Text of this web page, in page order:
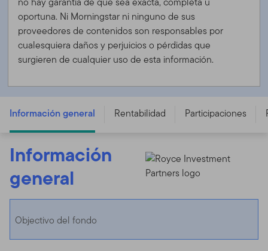
oportuna. Ni Morningstar ni ninguno de sus
proveedores de contenidos son responsables por
cualesquiera daños y perjuicios o pérdidas que
surgieren de cualquier uso de esta información.
ACC - IE00B66KJ199
Información general Rentabilidad Participaciones
Información
general
Objectivo del fondo